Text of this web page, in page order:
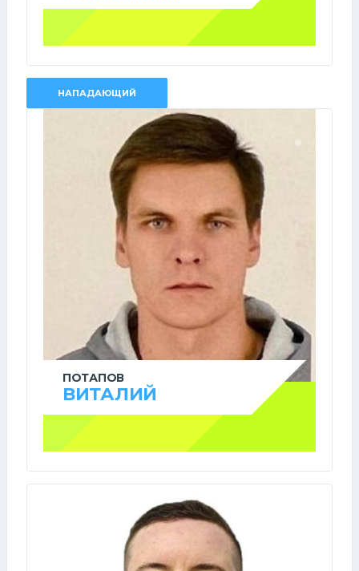
НАПАДАЮЩИЙ
ПОТАПОВ
ВИТАЛИЙ